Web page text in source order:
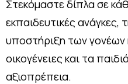
Στεκόμαστε δίπλα σε
εκπαιδευτικές ανάγκες,
υποστήριξη των γονέων
οικογένειες και τα
αξιοπρέπεια.